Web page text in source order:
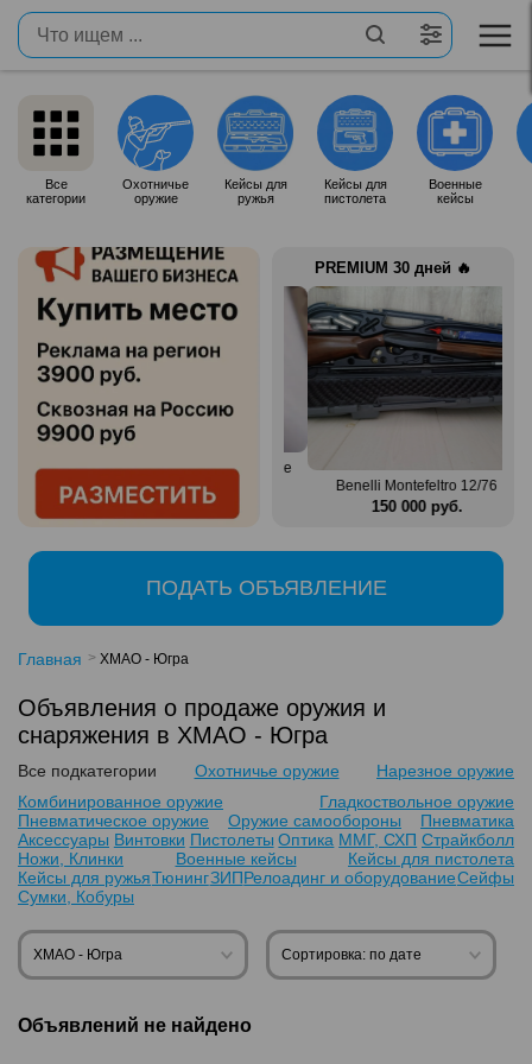
Все
категории
Охотничье
оружие
Кейсы для
ружья
Кейсы для
пистолета
Военные
кейсы
PREMIUM 30 дней 🔥
Продам итальянское ружье
Silma M70
80 000 руб.
Benelli Montefeltro 12/76
150 000 руб.
ПОДАТЬ ОБЪЯВЛЕНИЕ
Главная ХМАО - Югра
Объявления о продаже оружия и
снаряжения в ХМАО - Югра
Все подкатегории Охотничье оружие
Нарезное оружие
Комбинированное оружие
Гладкоствольное оружие
Пневматическое оружие
Оружие самообороны
Пневматика
Аксессуары Винтовки Пистолеты Оптика ММГ, СХП Страйкболл
Ножи, Клинки
Военные кейсы
Кейсы для пистолета
Кейсы для ружьяТюнингЗИПРелоадинг и оборудованиеСейфы
Сумки, Кобуры
ХМАО - Югра Сортировка: по дате
Объявлений не найдено